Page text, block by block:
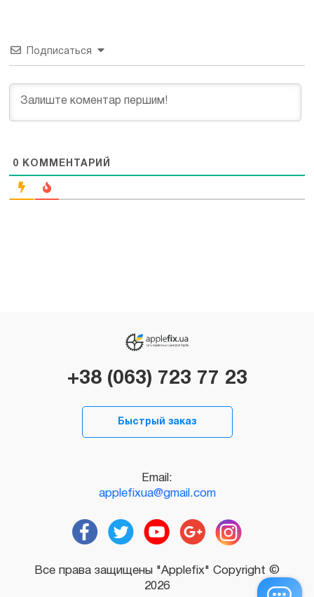
Подписаться
0 КОММЕНТАРИЙ
+38 (063) 723 77 23
Быстрый заказ
Email:
applefixua@gmail.com
Все права защищены "Applefix" Copyright ©
2026